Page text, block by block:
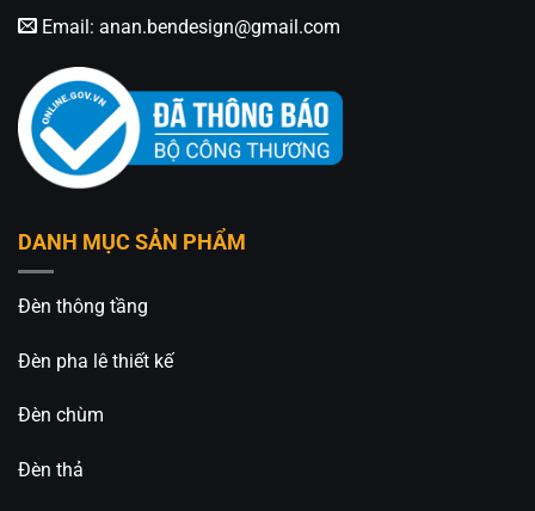
Email: anan.bendesign@gmail.com
DANH MỤC SẢN PHẨM
Đèn thông tầng
Đèn pha lê thiết kế
Đèn chùm
Đèn thả